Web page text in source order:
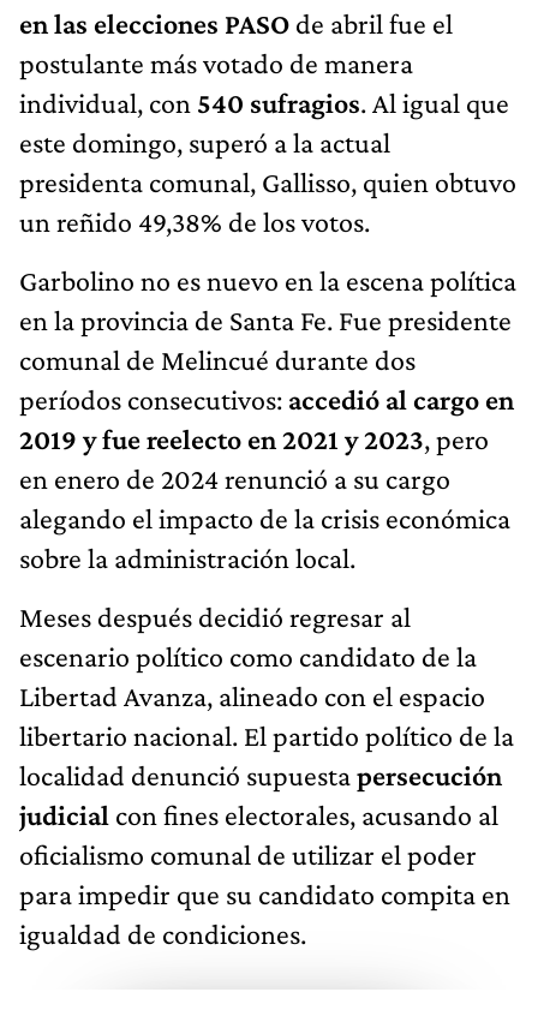
en las elecciones PASO de abril fue el
postulante más votado de manera
individual, con 540 sufragios. Al igual que
este domingo, superó a la actual
presidenta comunal, Gallisso, quien obtuvo
un reñido 49,38% de los votos.
Garbolino no es nuevo en la escena política
en la provincia de Santa Fe. Fue presidente
comunal de Melincué durante dos
períodos consecutivos: accedió al cargo en
2019 y fue reelecto en 2021 y 2023, pero
en enero de 2024 renunció a su cargo
alegando el impacto de la crisis económica
sobre la administración local.
Meses después decidió regresar al
escenario político como candidato de la
Libertad Avanza, alineado con el espacio
libertario nacional. El partido político de la
localidad denunció supuestapersecución
judicial con fines electorales, acusando al
oficialismo comunal de utilizar el poder
para impedir que su candidato compita en
igualdad de condiciones.